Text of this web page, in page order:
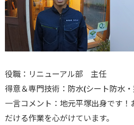
役職：リニューアル部 主任
得意＆専門技術：防水(シート防水
一言コメント：地元平塚出身です！
だける作業を心がけています。